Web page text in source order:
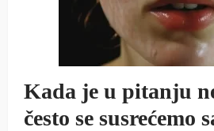
Kada je u pitanju
često se susrećemo